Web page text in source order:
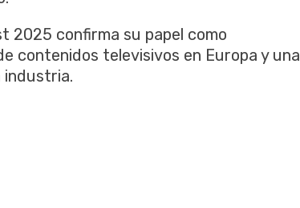
2025 confirma su papel como
contenidos televisivos en Europa y una
industria.